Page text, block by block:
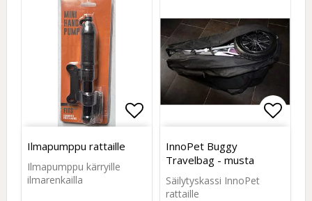
Add to list of favorites
Ilmapumppu rattaille
Ilmapumppu kärryille
ilmarenkailla
InnoPet Buggy
Travelbag - musta
Säilytyskassi InnoPet
rattaille